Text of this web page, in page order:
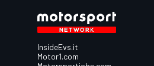
InsideEvs.it
Motor1.com